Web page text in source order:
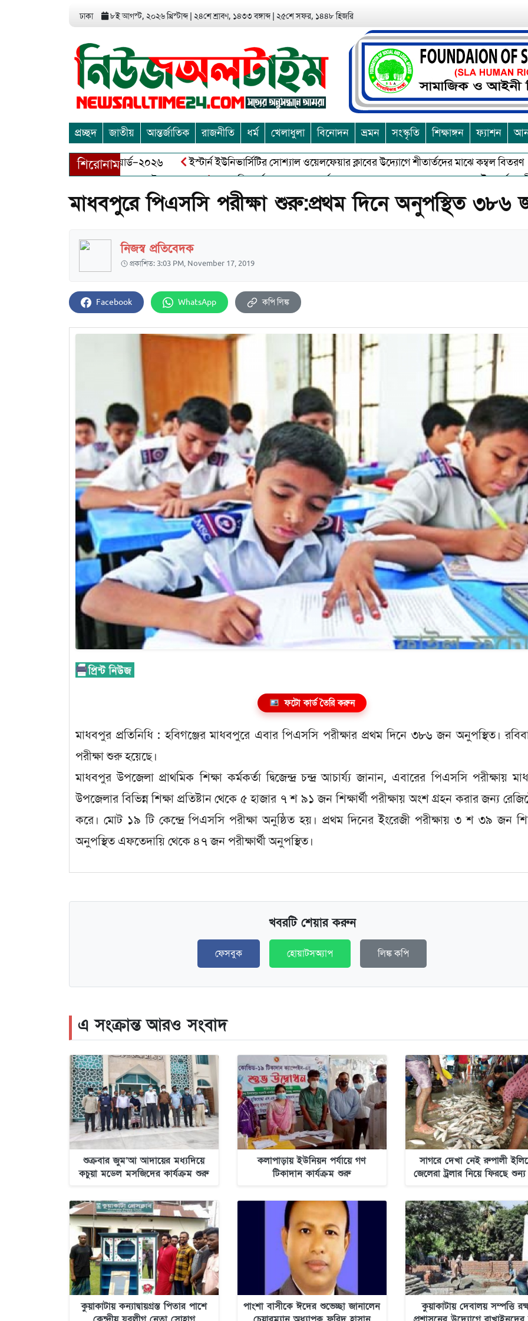
ঢাকা ৮ই আগস্ট, ২০২৬ খ্রিস্টাব্দ ২৪শে শ্রাবণ, ১৪৩৩ বঙ্গাব্দ ২৫শে সফর, ১৪৪৮ হিজরি
প্রচ্ছদ জাতীয় আন্তর্জাতিক রাজনীতি ধর্ম খেলাধুলা বিনোদন ভ্রমন সংস্কৃতি শিক্ষাঙ্গন ফ্যাশন
শিরোনাম
এন্ড এন্ট্রাপ্রেনিয়র অ্যাওয়ার্ড–২০২৬ ইস্টার্ন ইউনিভার্সিটির সোশ্যাল ওয়েলফেয়ার ক্লাবের উদ্যোগে শীতার্তদের মাঝে কম্বল বিতরণ
মুক্তিযোদ্ধা আব্দুল খালেক এর ইন্তেকাল
আত্মশুদ্ধি অর্জন ও অশুভকে বর্জন করে সত্য,সুন্দরকে বরনে কলাপাড়ায় বৌদ্ধ ধর্মাবলম্বীদের
মাধবপুরে পিএসসি পরীক্ষা শুরু:প্রথম দিনে অনুপস্থিত ৩৮৬
নিজস্ব প্রতিবেদক
প্রকাশিত: 3:03 PM, November 17, 2019
Facebook WhatsApp কপি লিঙ্ক
ফটো কার্ড তৈরি করুন
মাধবপুর প্রতিনিধি : হবিগঞ্জের মাধবপুরে এবার পিএসসি পরীক্ষার প্রথম দিনে ৩৮৬ জন অনুপস্থিত।
পরীক্ষা শুরু হয়েছে।
মাধবপুর উপজেলা প্রাথমিক শিক্ষা কর্মকর্তা দ্বিজেন্দ্র চন্দ্র আচার্য্য জানান, এবারের পিএসসি পরীক্ষায়
উপজেলার বিভিন্ন শিক্ষা প্রতিষ্টান থেকে ৫ হাজার ৭ শ ৯১ জন শিক্ষার্থী পরীক্ষায় অংশ গ্রহন করার জন্য
করে। মোট ১৯ টি কেন্দ্রে পিএসসি পরীক্ষা অনুষ্ঠিত হয়। প্রথম দিনের ইংরেজী পরীক্ষায় ৩ শ ৩৯ জন
অনুপস্থিত এফতেদায়ি থেকে ৪৭ জন পরীক্ষার্থী অনুপস্থিত।
খবরটি শেয়ার করুন
ফেসবুক হোয়াটসঅ্যাপ লিঙ্ক কপি
এ সংক্রান্ত আরও সংবাদ
শুক্রবার জুম’আ আদায়ের মধ্যদিয়ে
কচুয়া মডেল মসজিদের কার্যক্রম শুরু
কলাপাড়ায় ইউনিয়ন পর্যায়ে গণ
টিকাদান কার্যক্রম শুরু
সাগরে দেখা নেই রুপালী
জেলেরা ট্রলার নিয়ে ফিরছে
কুয়াকাটায় কন্যাদ্বায়গ্রস্ত পিতার পাশে
পাংশা বাসীকে ঈদের শুভেচ্ছা জানালেন
কুয়াকাটায় দেবালয় সম্পত্তি